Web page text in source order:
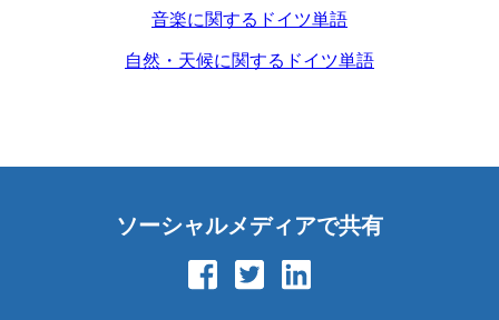
音楽に関するドイツ単語
自然・天候に関するドイツ単語
ソーシャルメディアで共有